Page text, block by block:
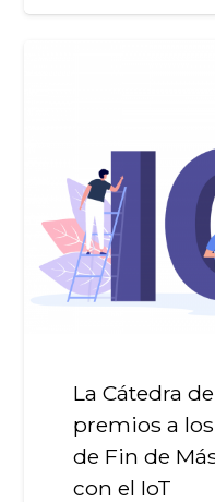
La Cátedra
premios a
de Fin de
con el IoT